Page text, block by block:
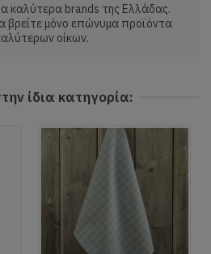
καλύτερα brands της Ελλάδας.
βρείτε μόνο επώνυμα προϊόντα
οίκων.
ίδια κατηγορία: